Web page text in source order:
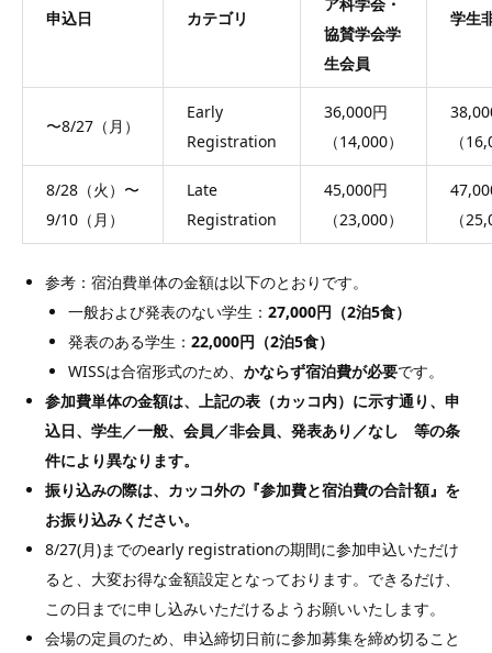
申込日 カテゴリ
協賛学会学
生会員
学生
〜8/27（月）
Early
Registration
36,000円
（14,000）
（
8/28（火）〜
9/10（月）
Late
Registration
45,000円
（23,000）
（
参考：宿泊費単体の金額は以下のとおりです。
一般および発表のない学生： 27,000円（2泊5食）
発表のある学生： 22,000円（2泊5食）
WISSは合宿形式のため、 かならず宿泊費が必要です。
参加費単体の金額は、上記の表（カッコ内）に示す通り、申
込日、学生／一般、会員／非会員、発表あり／なし 等の条
件により異なります。
振り込みの際は、カッコ外の『参加費と宿泊費の合計額』を
お振り込みください。
8/27(月)までのearly registrationの期間に参加申込いただけ
ると、大変お得な金額設定となっております。できるだけ、
この日までに申し込みいただけるようお願いいたします。
会場の定員のため、申込締切日前に参加募集を締め切ること